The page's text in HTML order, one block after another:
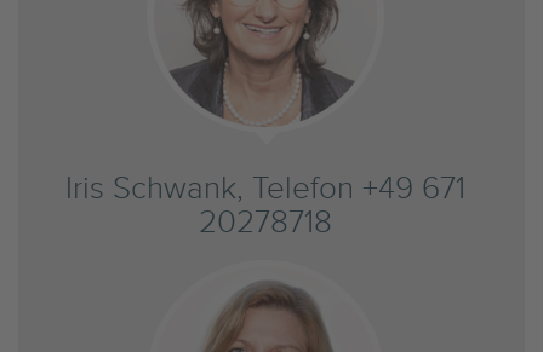
Iris Schwank, Telefon +49 671
20278718